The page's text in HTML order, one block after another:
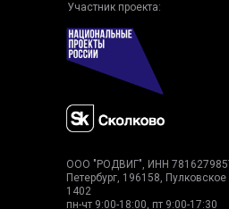
ООО "РОДВИГ", ИНН
Петербург, 196158,
1402
пн-чт 9:00-18:00, пт 9:00-17:30
Участник проекта: